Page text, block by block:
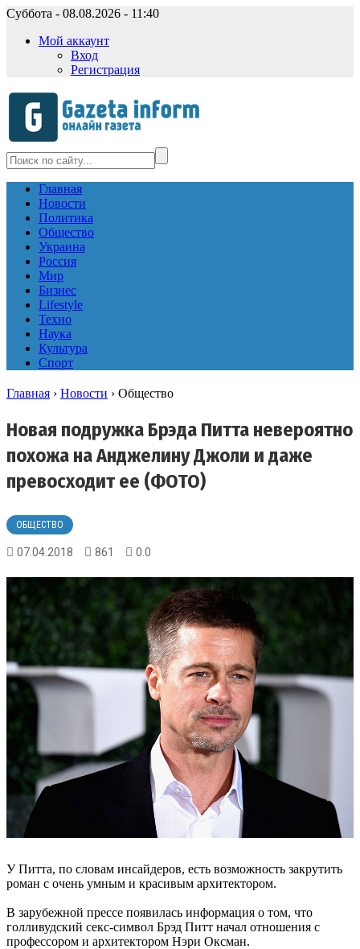
Суббота - 08.08.2026 - 11:40
Мой аккаунт
Вход
Регистрация
Главная
Новости
Политика
Общество
Украина
Россия
Мир
Бизнес
Lifestyle
Техно
Наука
Культура
Спорт
Главная › Новости › Общество
Новая подружка Брэда Питта невероятно
похожа на Анджелину Джоли и даже
превосходит ее (ФОТО)
ОБЩЕСТВО
07.04.2018 861 0.0
У Питта, по словам инсайдеров, есть возможность закрутить
роман с очень умным и красивым архитектором.
В зарубежной прессе появилась информация о том, что
голливудский секс-символ Брэд Питт начал отношения с
профессором и архитектором Нэри Оксман.